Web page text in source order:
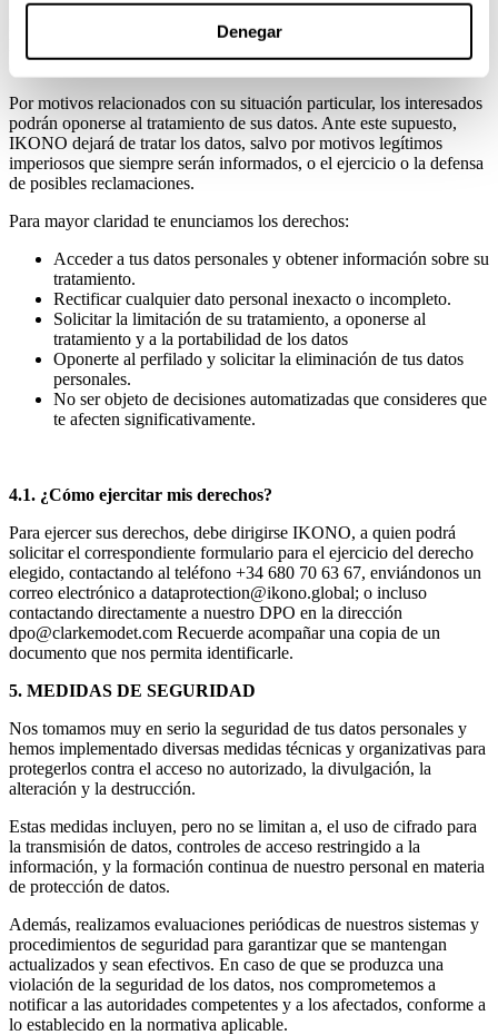
Denegar
En determinadas circunstancias, los interesados podrán solicitar la
limitación del tratamiento de sus datos, en cuyo caso únicamente los
conservaremos para el ejercicio o la defensa de reclamaciones.
Por motivos relacionados con su situación particular, los interesados
podrán oponerse al tratamiento de sus datos. Ante este supuesto,
IKONO dejará de tratar los datos, salvo por motivos legítimos
imperiosos que siempre serán informados, o el ejercicio o la defensa
de posibles reclamaciones.
Para mayor claridad te enunciamos los derechos:
Acceder a tus datos personales y obtener información sobre su
tratamiento.
Rectificar cualquier dato personal inexacto o incompleto.
Solicitar la limitación de su tratamiento, a oponerse al
tratamiento y a la portabilidad de los datos
Oponerte al perfilado y solicitar la eliminación de tus datos
personales.
No ser objeto de decisiones automatizadas que consideres que
te afecten significativamente.
4.1. ¿Cómo ejercitar mis derechos?
Para ejercer sus derechos, debe dirigirse IKONO, a quien podrá
solicitar el correspondiente formulario para el ejercicio del derecho
elegido, contactando al teléfono +34 680 70 63 67, enviándonos un
correo electrónico a dataprotection@ikono.global; o incluso
contactando directamente a nuestro DPO en la dirección
dpo@clarkemodet.com Recuerde acompañar una copia de un
documento que nos permita identificarle.
5. MEDIDAS DE SEGURIDAD
Nos tomamos muy en serio la seguridad de tus datos personales y
hemos implementado diversas medidas técnicas y organizativas para
protegerlos contra el acceso no autorizado, la divulgación, la
alteración y la destrucción.
Estas medidas incluyen, pero no se limitan a, el uso de cifrado para
la transmisión de datos, controles de acceso restringido a la
información, y la formación continua de nuestro personal en materia
de protección de datos.
Además, realizamos evaluaciones periódicas de nuestros sistemas y
procedimientos de seguridad para garantizar que se mantengan
actualizados y sean efectivos. En caso de que se produzca una
violación de la seguridad de los datos, nos comprometemos a
notificar a las autoridades competentes y a los afectados, conforme a
lo establecido en la normativa aplicable.